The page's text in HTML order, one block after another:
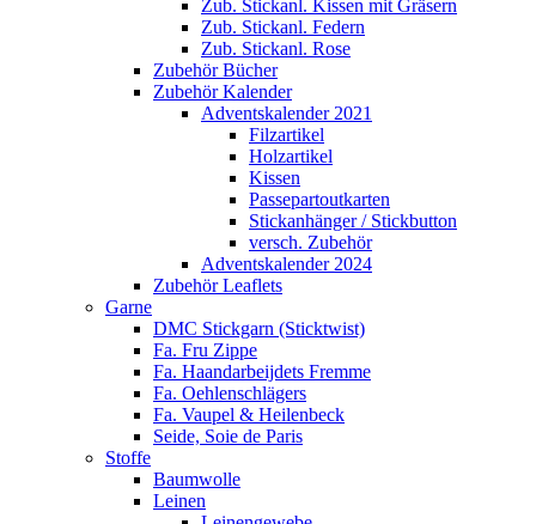
Zub. Stickanl. Kissen mit Gräsern
Zub. Stickanl. Federn
Zub. Stickanl. Rose
Zubehör Bücher
Zubehör Kalender
Adventskalender 2021
Filzartikel
Holzartikel
Kissen
Passepartoutkarten
Stickanhänger / Stickbutton
versch. Zubehör
Adventskalender 2024
Zubehör Leaflets
Garne
DMC Stickgarn (Sticktwist)
Fa. Fru Zippe
Fa. Haandarbeijdets Fremme
Fa. Oehlenschlägers
Fa. Vaupel & Heilenbeck
Seide, Soie de Paris
Stoffe
Baumwolle
Leinen